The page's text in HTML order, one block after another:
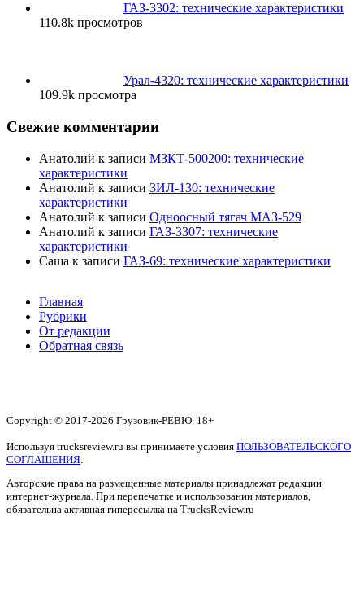
ГАЗ-3302: технические характеристики
110.8k просмотров
Урал-4320: технические характеристики
109.9k просмотра
Свежие комментарии
Анатолий к записи МЗКТ-500200: технические
характеристики
Анатолий к записи ЗИЛ-130: технические
характеристики
Анатолий к записи Одноосный тягач МАЗ-529
Анатолий к записи ГАЗ-3307: технические
характеристики
Саша к записи ГАЗ-69: технические характеристики
Главная
Рубрики
От редакции
Обратная связь
Copyright © 2017-2026 Грузовик-РЕВЮ. 18+
Используя trucksreview.ru вы принимаете условия ПОЛЬЗОВАТЕЛЬСКОГО
СОГЛАШЕНИЯ
Авторские права на размещенные материалы принадлежат редакции
интернет-журнала. При перепечатке и использовании материалов,
обязательна активная гиперссылка на TrucksReview.ru